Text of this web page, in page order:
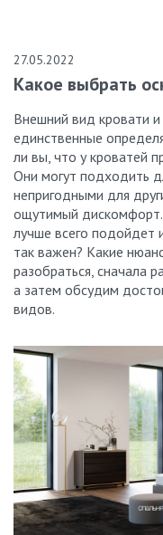
27.05.2022
Какое выбрать
Внешний вид кровати
единственные
ли вы, что у кроватей
Они могут подходить
непригодными для
ощутимый дискомфорт.
лучше всего подойдет
так важен? Какие
разобраться, сначала
а затем обсудим
видов.